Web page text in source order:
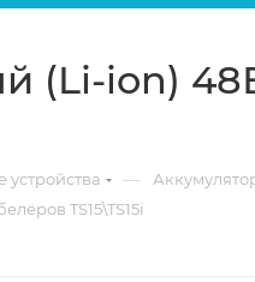
(Li-ion)
—
TS15\TS15i